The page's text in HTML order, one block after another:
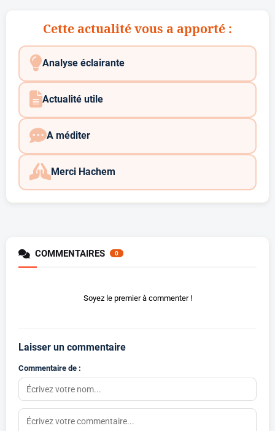
Cette actualité vous a apporté :
Analyse éclairante
Actualité utile
A méditer
Merci Hachem
COMMENTAIRES 0
Soyez le premier à commenter !
Laisser un commentaire
Commentaire de :